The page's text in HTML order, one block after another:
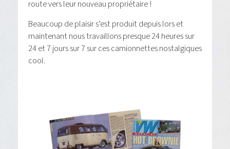
route vers leur nouveau propriétaire !
Beaucoup de plaisir s’est produit depuis lors et
maintenant nous travaillons presque 24 heures sur
24 et 7 jours sur 7 sur ces camionnettes nostalgiques
cool.